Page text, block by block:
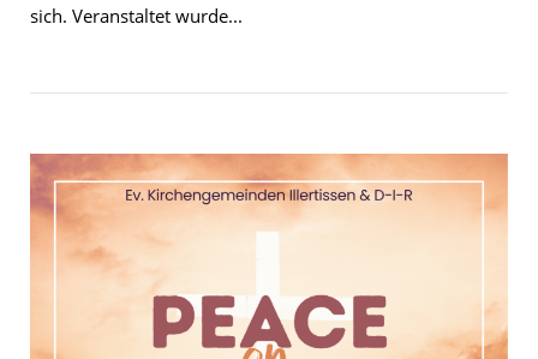
sich. Veranstaltet wurde...
Open post